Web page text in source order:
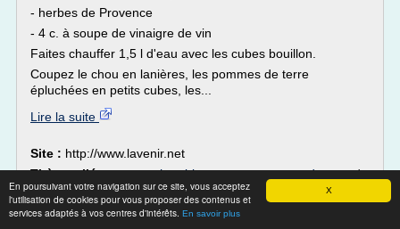
X
En poursuivant votre navigation sur ce site, vous acceptez
l'utilisation de cookies pour vous proposer des contenus et
services adaptés à vos centres d'intérêts. En savoir plus
- herbes de Provence
- 4 c. à soupe de vinaigre de vin
Faites chauffer 1,5 l d'eau avec les cubes bouillon.
Coupez le chou en lanières, les pommes de terre
épluchées en petits cubes, les...
Lire la suite
Site : http://www.lavenir.net
Thèmes liés :soupe chou blanc carotte pomme de terre/
recette salade chou blanc carotte/chou blanc pomme de
terre carotte/recette soupe chou blanc pomme de terre/
recette de chou blanc et pomme de terre